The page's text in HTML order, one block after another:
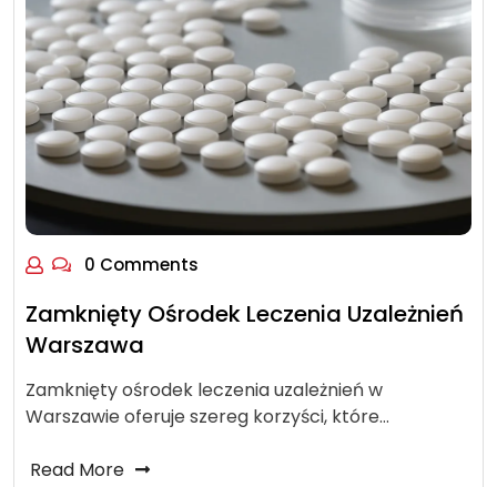
0 Comments
Zamknięty Ośrodek Leczenia Uzależnień
Warszawa
Zamknięty ośrodek leczenia uzależnień w
Warszawie oferuje szereg korzyści, które…
Read More